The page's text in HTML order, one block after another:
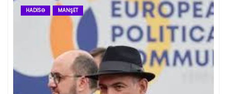
HADISƏ MANŞET